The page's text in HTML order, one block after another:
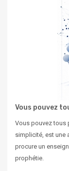
Vous pouvez
Vous pouvez tous
simplicité, est une
procure un
prophétie.